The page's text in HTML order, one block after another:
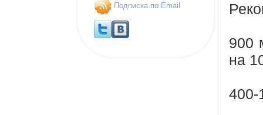
Подписка по Email
900
на
400-